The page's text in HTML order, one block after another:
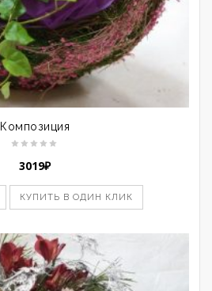
Композиция
3019₽
КУПИТЬ В ОДИН КЛИК